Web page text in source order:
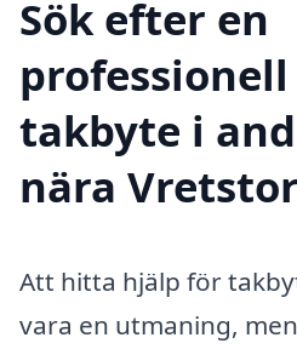
Sök efter en
takbyte i
nära
Att hitta hjälp för
vara en utmaning,